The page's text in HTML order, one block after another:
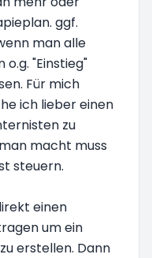
ggf.
man alle
"Einstieg"
Für mich
ich lieber einen
zu
macht muss
steuern.
einen
um ein
erstellen. Dann